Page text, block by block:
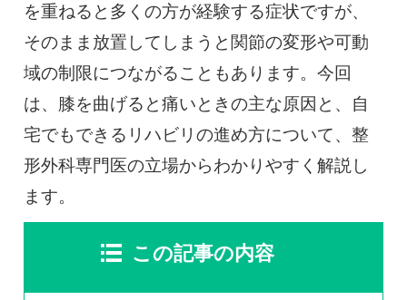
予約フォーム
0120-117-560
※上記電話番号をタップで電話が繋がります
を重ねると多くの方が経験する症状ですが、
そのまま放置してしまうと関節の変形や可動
域の制限につながることもあります。今回
は、膝を曲げると痛いときの主な原因と、自
宅でもできるリハビリの進め方について、整
形外科専門医の立場からわかりやすく解説し
ます。
この記事の内容